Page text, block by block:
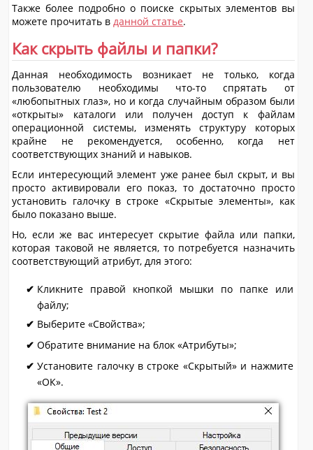
Также более подробно о поиске скрытых элементов вы
можете прочитать вданной статье.
Как скрыть файлы и папки?
Данная необходимость возникает не только, когда
пользователю необходимы что-то спрятать от
«любопытных глаз», но и когда случайным образом были
«открыты» каталоги или получен доступ к файлам
операционной системы, изменять структуру которых
крайне не рекомендуется, особенно, когда нет
соответствующих знаний и навыков.
Если интересующий элемент уже ранее был скрыт, и вы
просто активировали его показ, то достаточно просто
установить галочку в строке «Скрытые элементы», как
было показано выше.
Но, если же вас интересует скрытие файла или папки,
которая таковой не является, то потребуется назначить
соответствующий атрибут, для этого:
Кликните правой кнопкой мышки по папке или
файлу;
Выберите «Свойства»;
Обратите внимание на блок «Атрибуты»;
Установите галочку в строке «Скрытый» и нажмите
«ОК».